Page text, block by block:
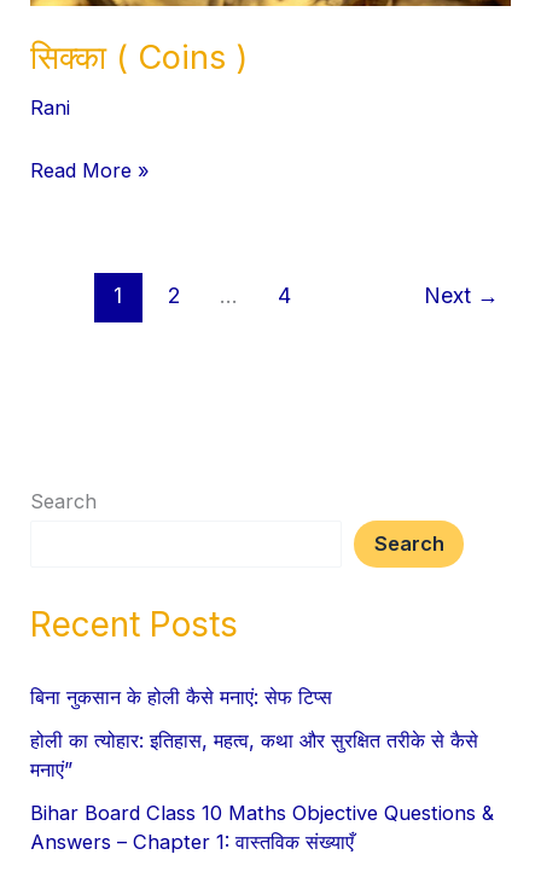
सिक्का ( Coins )
Rani
Read More »
1 2 … 4 Next →
Search
Search
Recent Posts
बिना नुकसान के होली कैसे मनाएं: सेफ टिप्स
होली का त्योहार: इतिहास, महत्व, कथा और सुरक्षित तरीके से कैसे
मनाएं”
Bihar Board Class 10 Maths Objective Questions &
Answers – Chapter 1: वास्तविक संख्याएँ